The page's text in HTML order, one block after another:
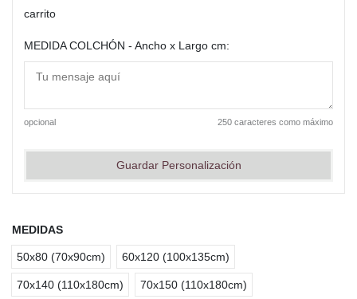
carrito
MEDIDA COLCHÓN - Ancho x Largo cm:
opcional 250 caracteres como máximo
Guardar Personalización
MEDIDAS
50x80 (70x90cm) 60x120 (100x135cm)
70x140 (110x180cm) 70x150 (110x180cm)